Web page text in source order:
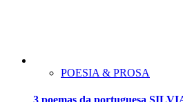
POESIA & PROSA